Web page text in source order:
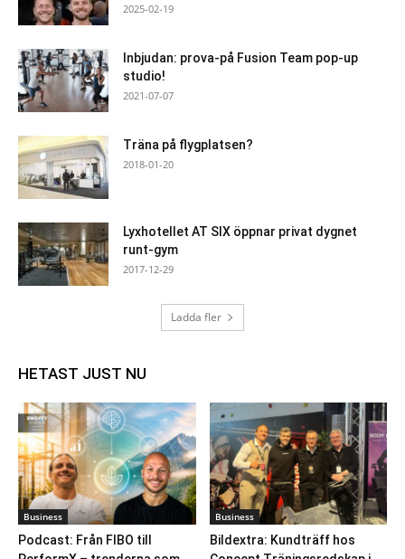
2025-02-19
Inbjudan: prova-på Fusion Team pop-up
studio!
2021-07-07
Träna på flygplatsen?
2018-01-20
Lyxhotellet AT SIX öppnar privat dygnet
runt-gym
2017-12-29
Ladda fler
HETAST JUST NU
Business
Podcast: Från FIBO till
Business
Bildextra: Kundträff hos